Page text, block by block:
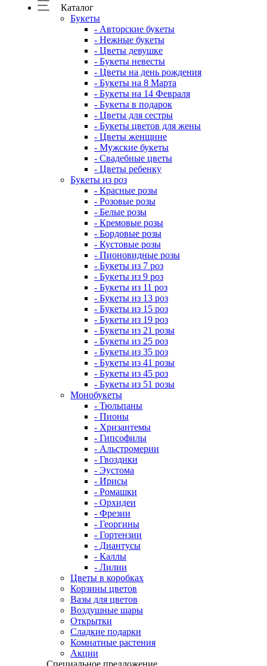
Каталог
Букеты
- Авторские букеты
- Нежные букеты
- Цветы девушке
- Букеты невесты
- Цветы на день рождения
- Букеты на 8 Марта
- Букеты на 14 Февраля
- Букеты в подарок
- Цветы для сестры
- Букеты цветов для жены
- Цветы женщине
- Мужские букеты
- Свадебные цветы
- Цветы ребенку
Букеты из роз
- Красные розы
- Розовые розы
- Белые розы
- Кремовые розы
- Бордовые розы
- Кустовые розы
- Пионовидные розы
- Букеты из 7 роз
- Букеты из 9 роз
- Букеты из 11 роз
- Букеты из 13 роз
- Букеты из 15 роз
- Букеты из 19 роз
- Букеты из 21 розы
- Букеты из 25 роз
- Букеты из 35 роз
- Букеты из 41 розы
- Букеты из 45 роз
- Букеты из 51 розы
Монобукеты
- Тюльпаны
- Пионы
- Хризантемы
- Гипсофилы
- Альстромерии
- Гвоздики
- Эустома
- Ирисы
- Ромашки
- Орхидеи
- Фрезии
- Георгины
- Гортензии
- Диантусы
- Каллы
- Лилии
Цветы в коробках
Корзины цветов
Вазы для цветов
Воздушные шары
Открытки
Сладкие подарки
Комнатные растения
Акции
Специальное предложение